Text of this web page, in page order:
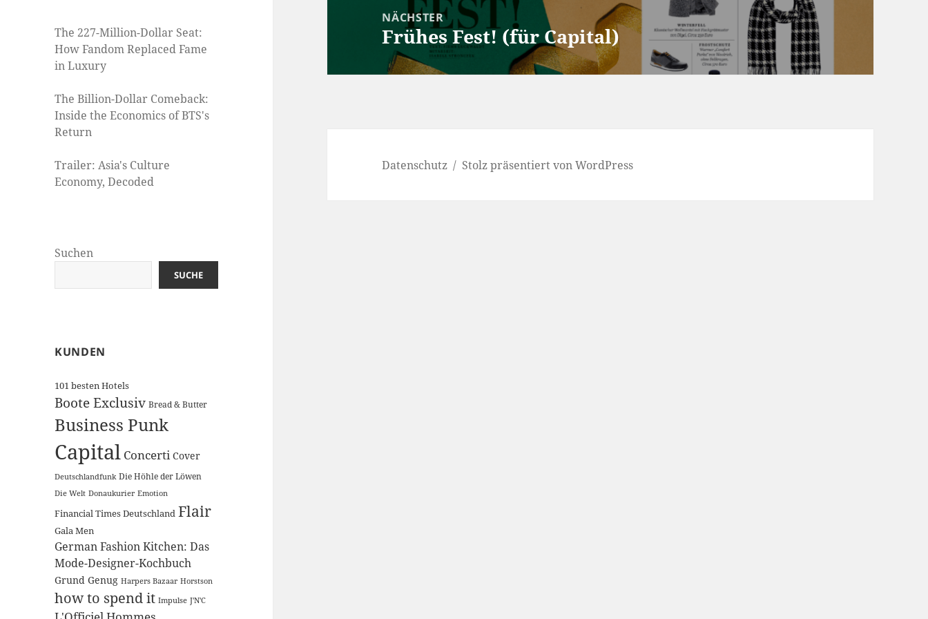
The 227-Million-Dollar Seat:
How Fandom Replaced Fame
in Luxury
The Billion-Dollar Comeback:
Inside the Economics of BTS's
Return
Trailer: Asia's Culture
Economy, Decoded
Suchen
SUCHE
KUNDEN
101 besten Hotels
Boote Exclusiv Bread & Butter
Business Punk
Capital Concerti Cover
Deutschlandfunk Die Höhle der Löwen
Die Welt Donaukurier Emotion
Financial Times Deutschland Flair
Gala Men
German Fashion Kitchen: Das
Mode-Designer-Kochbuch
Grund Genug Harpers Bazaar Horstson
how to spend it Impulse J'N'C
NÄCHSTER
Nächster
Beitrag:
Frühes Fest! (für Capital)
Datenschutz Stolz präsentiert von WordPress